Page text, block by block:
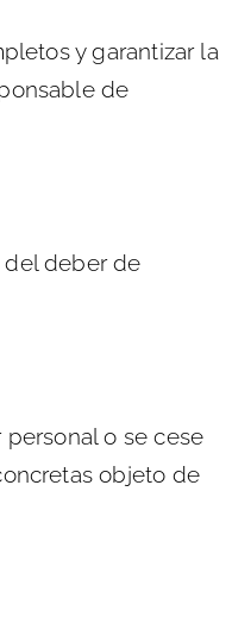
y garantizar la
de
del deber de
o se cese
objeto de